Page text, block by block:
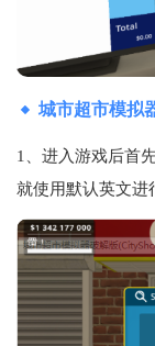
城市超市模拟
1、进入游戏后首
就使用默认英文进